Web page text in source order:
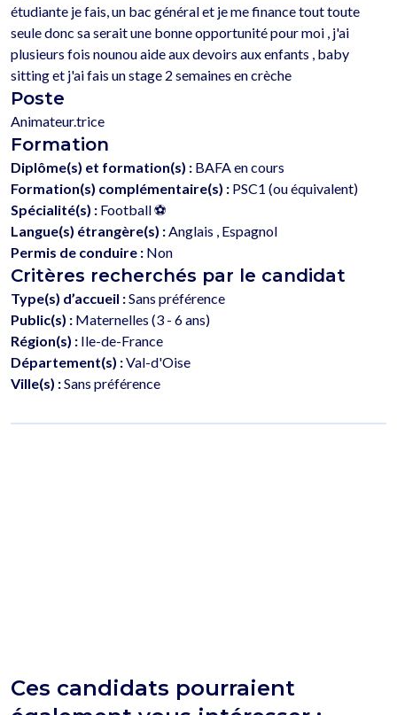
étudiante je fais, un bac général et je me finance tout toute
seule donc sa serait une bonne opportunité pour moi , j'ai
plusieurs fois nounou aide aux devoirs aux enfants , baby
Poste
Animateur.trice
Formation
Diplôme(s) et formation(s) : BAFA en cours
Formation(s) complémentaire(s) : PSC1 (ou équivalent)
Spécialité(s) : Football ⚽️
Langue(s) étrangère(s) :Anglais , Espagnol
Permis de conduire : Non
Critères recherchés par le candidat
Type(s) d’accueil :Sans préférence
Public(s) : Maternelles (3 - 6 ans)
Région(s) : Ile-de-France
Département(s) :Val-d'Oise
Ville(s) :Sans préférence
Ces candidats pourraient